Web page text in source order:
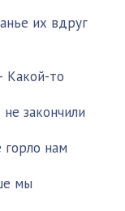
их вдруг
Какой-то
закончили
горло нам
мы